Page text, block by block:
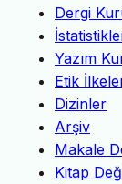
Dergi
Yazım
Etik
Dizinler
Arşiv
Makale
Kitap